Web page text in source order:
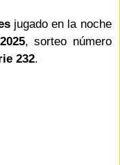
jugado en la noche
, sorteo número
232.